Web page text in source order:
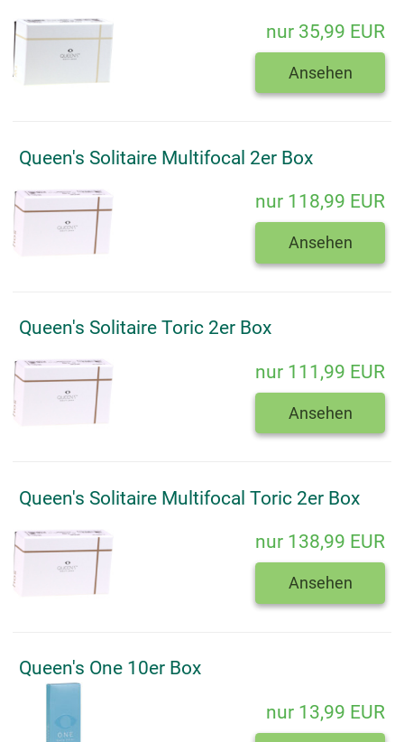
nur 35,99 EUR
Ansehen
Queen's Solitaire Multifocal 2er Box
nur 118,99 EUR
Ansehen
Queen's Solitaire Toric 2er Box
nur 111,99 EUR
Ansehen
Queen's Solitaire Multifocal Toric 2er Box
nur 138,99 EUR
Ansehen
Queen's One 10er Box
nur 13,99 EUR